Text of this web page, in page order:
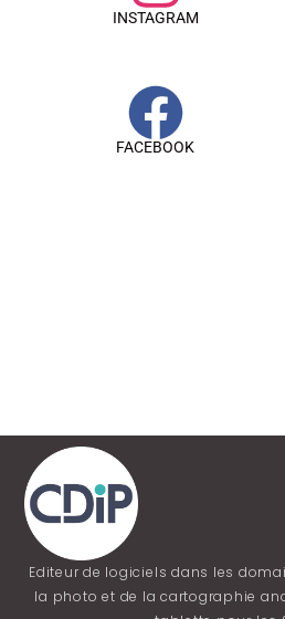
INSTAGRAM
FACEBOOK
Editeur de logiciels dans les
la photo et de la cartographie